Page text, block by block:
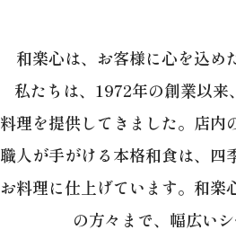
和楽心は、お客様に心を込め
私たちは、1972年の創業以
料理を提供してきました。店内
職人が手がける本格和食は、四
お料理に仕上げています。和
の方々まで、幅広い